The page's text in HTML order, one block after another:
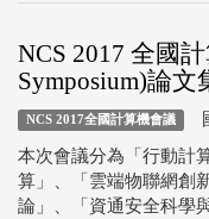
NCS 2017 全國
Symposium)論
NCS 2017全國計算機會議 國
本次會議分為「行動計
算」、「雲端物聯網創
論」、「資通安全科學